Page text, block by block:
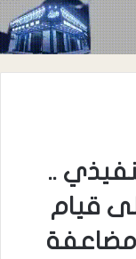
..
قيام
مضاعفة